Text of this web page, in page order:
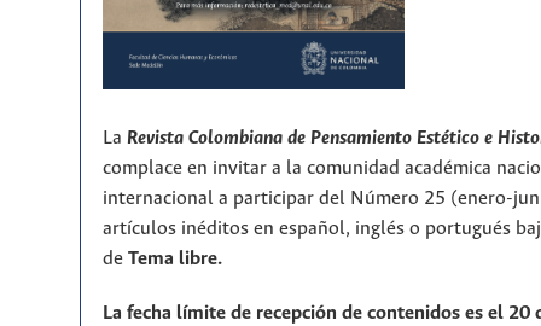
La Revista Colombiana de Pensamiento Estético e
complace en invitar a la comunidad académica
internacional a participar del Número 25 (enero-
artículos inéditos en español, inglés o portugués
de Tema libre.
La fecha límite de recepción de contenidos es el 20